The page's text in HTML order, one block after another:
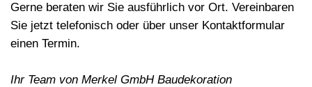
Gerne beraten wir Sie ausführlich vor Ort. Vereinbaren
Sie jetzt telefonisch oder über unser Kontaktformular
einen Termin.
Ihr Team von Merkel GmbH Baudekoration